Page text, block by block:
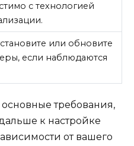
с технологией
или обновите
если наблюдаются
основные требования,
к настройке
от вашего